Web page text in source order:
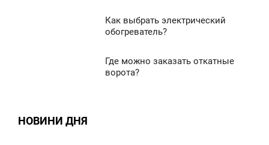
Как выбрать электрический
обогреватель?
Где можно заказать откатные
ворота?
НОВИНИ ДНЯ